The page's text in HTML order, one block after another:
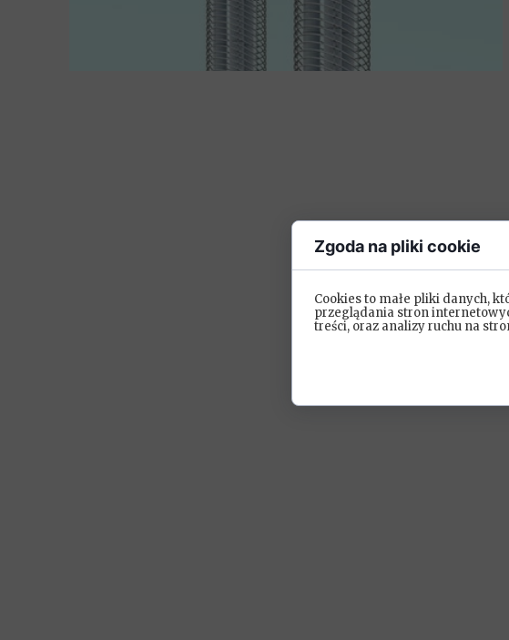
Zgoda na pliki cookie
Cookies to małe pliki danych,
przeglądania stron
treści, oraz analizy ruchu na